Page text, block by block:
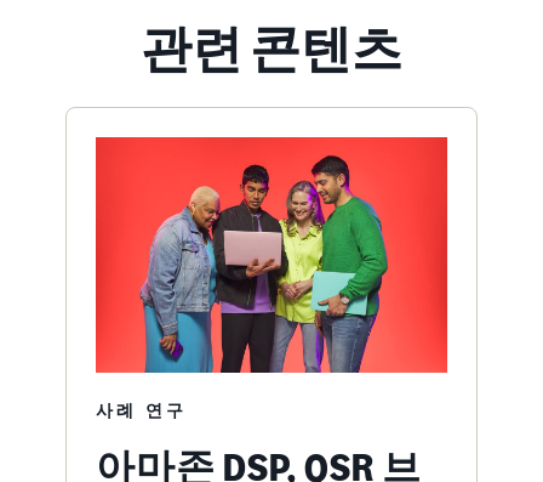
관련 콘텐츠
사례 연구
아마존 DSP, QSR 브